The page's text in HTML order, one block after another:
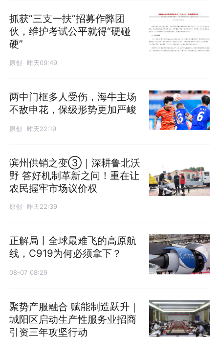
发布
抓获“三支一扶”招募作弊团
伙，维护考试公平就得“硬碰
硬”
原创 昨天09:49
两中门框多人受伤，海牛主场
不敌申花，保级形势更加严峻
原创 昨天22:19
滨州供销之变③｜深耕鲁北沃
野 答好机制革新之问！重在让
农民握牢市场议价权
原创 昨天22:39
正解局丨全球最难飞的高原航
线，C919为何必须拿下？
08-07 08:29
聚势产服融合 赋能制造跃升｜
城阳区启动生产性服务业招商
引资三年攻坚行动